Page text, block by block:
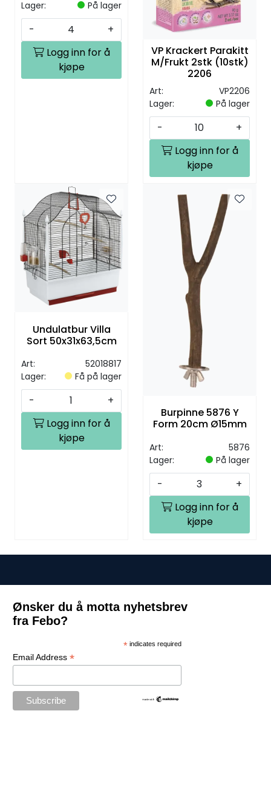
Lager: På lager
-
+
Logg inn for å
kjøpe
VP Krackert Parakitt
M/Frukt 2stk (10stk)
2206
Art:
VP2206
Lager:
På lager
-
+
Logg inn for å
kjøpe
Undulatbur Villa
Sort 50x31x63,5cm
Art:
52018817
Lager:
Få på lager
-
+
Logg inn for å
kjøpe
Burpinne 5876 Y
Form 20cm Ø15mm
Art:
5876
Lager:
På lager
-
+
Logg inn for å
kjøpe
Ønsker du å motta nyhetsbrev
fra Febo?
* indicates required
Email Address *